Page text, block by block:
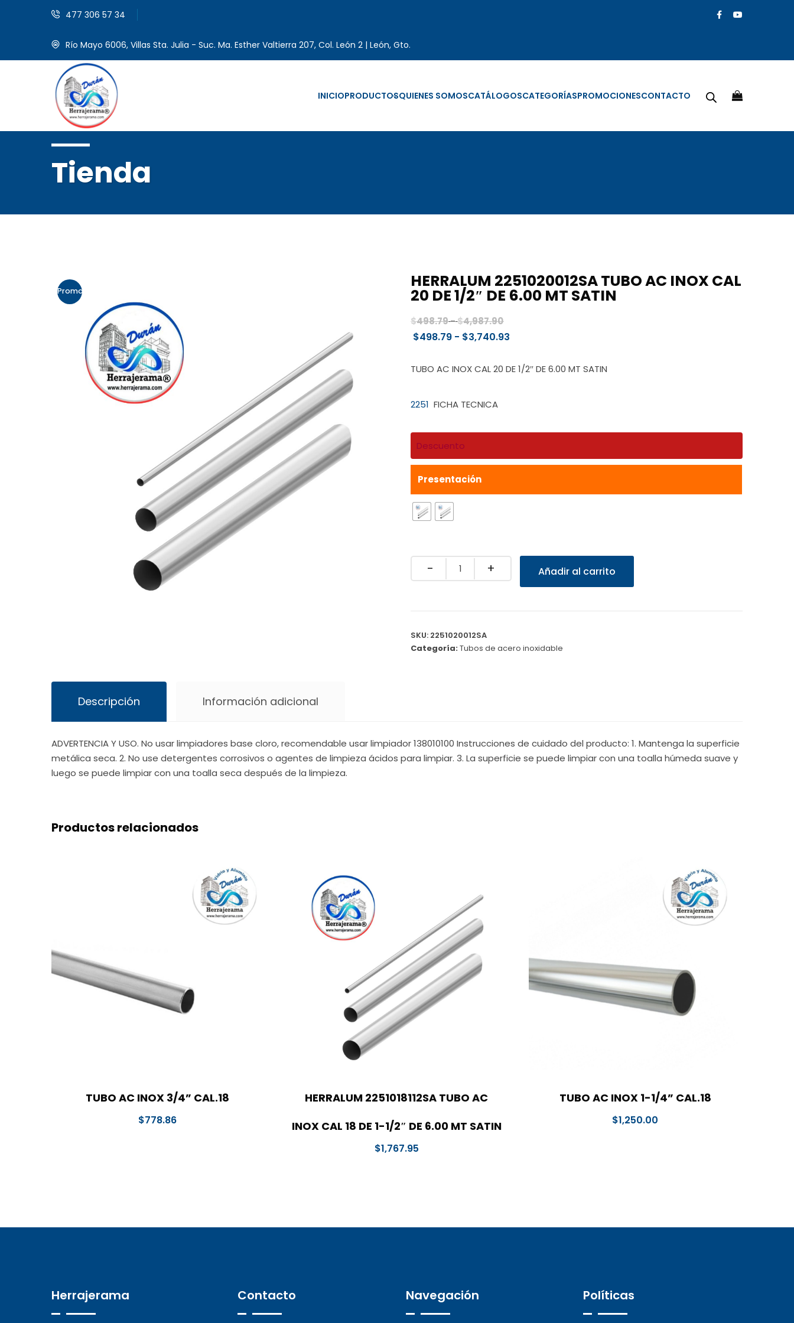
477 306 57 34
Río Mayo 6006, Villas Sta. Julia - Suc. Ma. Esther Valtierra 207, Col. León 2 | León, Gto.
INICIOPRODUCTOSQUIENES SOMOSCATÁLOGOSCATEGORÍASPROMOCIONESCONTACTO
Tienda
Promo! HERRALUM 2251020012SA TUBO AC INOX CAL
20 DE 1/2″ DE 6.00 MT SATIN
$498.79-$4,987.90Rango
de
desde
$498.79 - $3,740.93
precios:
$3,740.93
TUBO AC INOX CAL 20 DE 1/2″ DE 6.00 MT SATIN
2251 FICHA TECNICA
Descuento
Presentación
Quantity Añadir al carrito
SKU: 2251020012SA
Categoría:Tubos de acero inoxidable
Descripción Información adicional
ADVERTENCIA Y USO. No usar limpiadores base cloro, recomendable usar limpiador 138010100 Instrucciones de cuidado del producto: 1. Mantenga la superficie
metálica seca. 2. No use detergentes corrosivos o agentes de limpieza ácidos para limpiar. 3. La superficie se puede limpiar con una toalla húmeda suave y
luego se puede limpiar con una toalla seca después de la limpieza.
Productos relacionados
TUBO AC INOX 3/4” CAL.18
$778.86
HERRALUM 2251018112SA TUBO AC
INOX CAL 18 DE 1-1/2″ DE 6.00 MT SATIN
$1,767.95
TUBO AC INOX 1-1/4” CAL.18
$1,250.00
Herrajerama Contacto Navegación Políticas